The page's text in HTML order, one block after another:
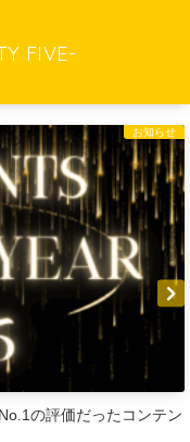
FIVE-
お知らせ
の評価だったコンテン